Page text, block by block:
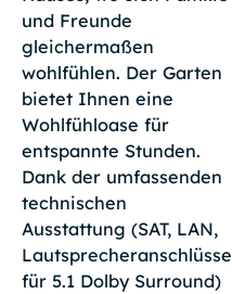
und Freunde
gleichermaßen
wohlfühlen. Der Garten
bietet Ihnen eine
Wohlfühloase für
entspannte Stunden.
Dank der umfassenden
technischen
Ausstattung (SAT, LAN,
Lautsprecheranschlüsse
für 5.1 Dolby Surround)